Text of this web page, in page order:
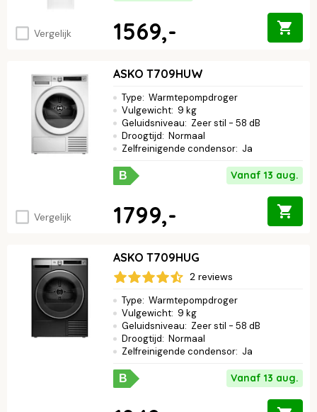
Vergelijk 1569,-
Vergelijk
ASKO T709HUW
Type: Warmtepompdroger
Vulgewicht: 9 kg
Geluidsniveau: Zeer stil - 58 dB
Droogtijd: Normaal
Zelfreinigende condensor: Ja
B Vanaf 13 aug.
1799,-
ASKO T709HUG
2 reviews
Type: Warmtepompdroger
Vulgewicht: 9 kg
Geluidsniveau: Zeer stil - 58 dB
Droogtijd: Normaal
Zelfreinigende condensor: Ja
B Vanaf 13 aug.